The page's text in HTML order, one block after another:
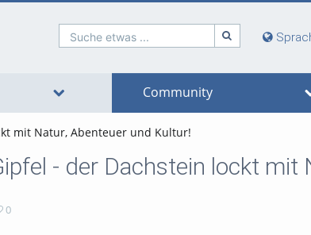
Suche etwas ...
Community
mit Natur, Abenteuer und Kultur!
- der Dachstein lockt mit
0